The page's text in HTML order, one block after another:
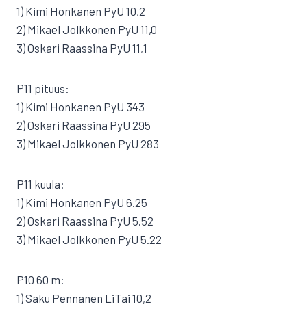
1) Kimi Honkanen PyU 10,2
2) Mikael Jolkkonen PyU 11,0
3) Oskari Raassina PyU 11,1
P11 pituus:
1) Kimi Honkanen PyU 343
2) Oskari Raassina PyU 295
3) Mikael Jolkkonen PyU 283
P11 kuula:
1) Kimi Honkanen PyU 6.25
2) Oskari Raassina PyU 5.52
3) Mikael Jolkkonen PyU 5.22
P10 60 m:
1) Saku Pennanen LiTai 10,2